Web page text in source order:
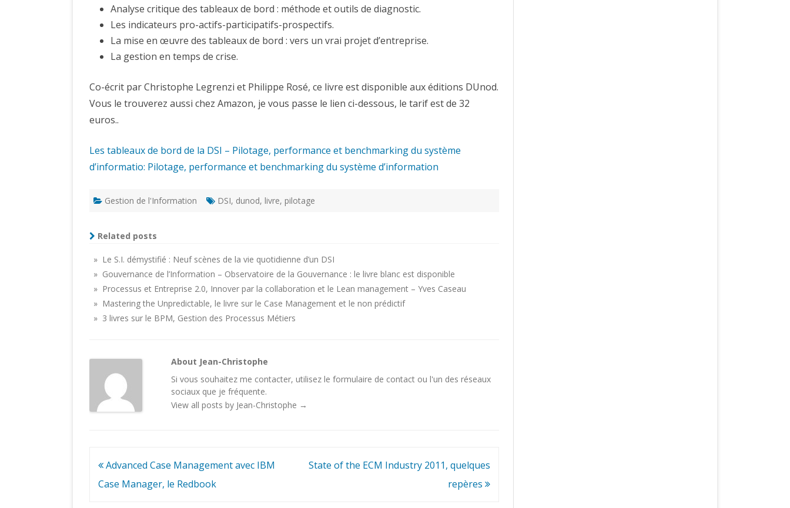
Analyse critique des tableaux de bord : méthode et outils de diagnostic.
Les indicateurs pro-actifs-participatifs-prospectifs.
La mise en œuvre des tableaux de bord : vers un vrai projet d’entreprise.
La gestion en temps de crise.
Co-écrit par Christophe Legrenzi et Philippe Rosé, ce livre est disponible aux éditions DUnod.
Vous le trouverez aussi chez Amazon, je vous passe le lien ci-dessous, le tarif est de 32
euros..
Les tableaux de bord de la DSI – Pilotage, performance et benchmarking du système
d’informatio: Pilotage, performance et benchmarking du système d’information
Gestion de l'Information DSI, dunod, livre, pilotage
Related posts
» Le S.I. démystifié : Neuf scènes de la vie quotidienne d’un DSI
» Gouvernance de l’Information – Observatoire de la Gouvernance : le livre blanc est disponible
» Processus et Entreprise 2.0, Innover par la collaboration et le Lean management – Yves Caseau
» Mastering the Unpredictable, le livre sur le Case Management et le non prédictif
» 3 livres sur le BPM, Gestion des Processus Métiers
About Jean-Christophe
Si vous souhaitez me contacter, utilisez leformulaire de contact ou l'un desréseaux
sociaux que je fréquente.
View all posts by Jean-Christophe →
Navigation
de
Advanced Case Management avec IBM
Case Manager, le Redbook
State of the ECM Industry 2011, quelques
repères